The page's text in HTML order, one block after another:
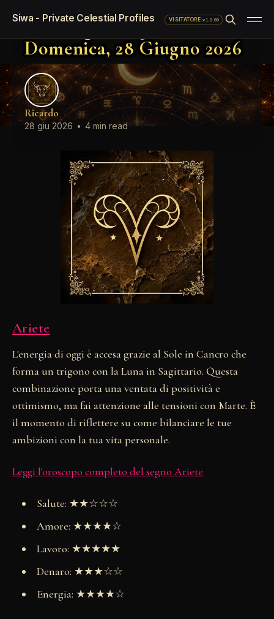
Siwa - Private Celestial Profiles VISITATORE·v1.0.69
Oroscopo del giorno
Domenica, 28 Giugno 2026
Ricardo
28 giu 2026 • 4 min read
Ariete
L'energia di oggi è accesa grazie al Sole in Cancro che
forma un trigono con la Luna in Sagittario. Questa
combinazione porta una ventata di positività e
ottimismo, ma fai attenzione alle tensioni con Marte. È
il momento di riflettere su come bilanciare le tue
ambizioni con la tua vita personale.
Leggi l'oroscopo completo del segno Ariete
Salute: ★★☆☆☆
Amore: ★★★★☆
Lavoro: ★★★★★
Denaro: ★★★☆☆
Energia: ★★★★☆